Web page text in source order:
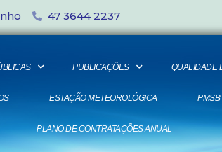
47 3644 2237
PUBLICAÇÕES QUALIDADE
ESTAÇÃO METEOROLÓGICA PMSB
PLANO DE CONTRATAÇÕES ANUAL